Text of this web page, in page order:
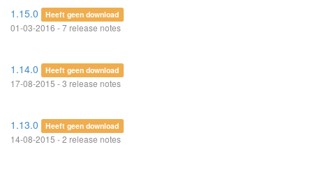
1.15.0 Heeft geen download
01-03-2016 - 7 release notes
1.14.0 Heeft geen download
17-08-2015 - 3 release notes
1.13.0 Heeft geen download
14-08-2015 - 2 release notes